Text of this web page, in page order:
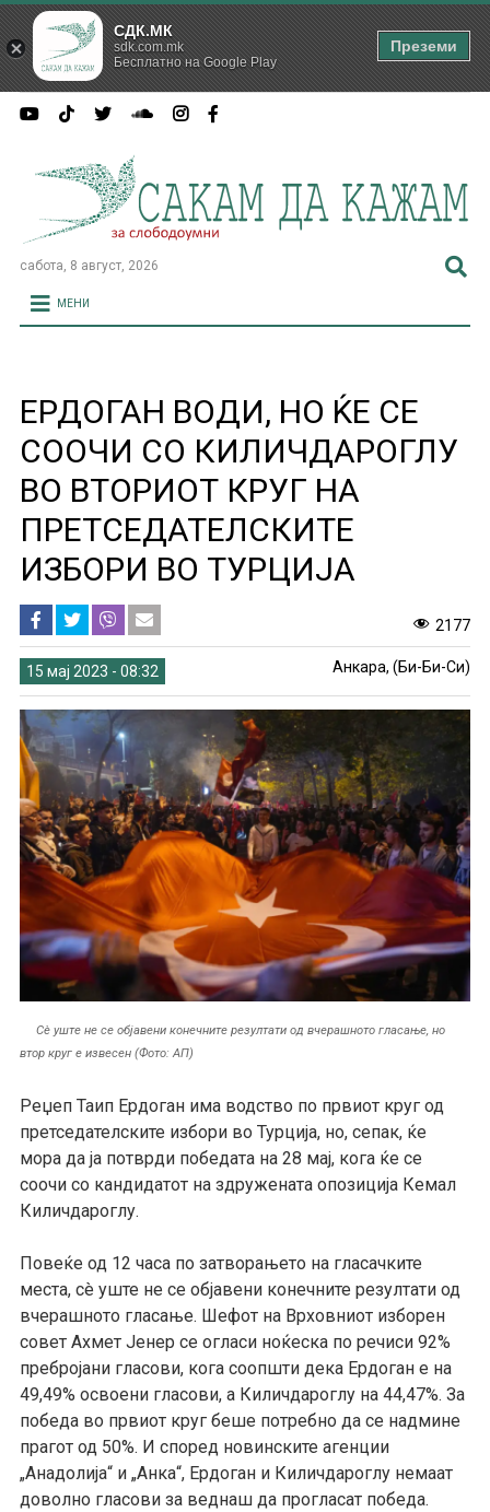
сабота, 8 август, 2026
МЕНИ
ЕРДОГАН ВОДИ, НО ЌЕ СЕ
СООЧИ СО КИЛИЧДАРОГЛУ
ВО ВТОРИОТ КРУГ НА
ПРЕТСЕДАТЕЛСКИТЕ
ИЗБОРИ ВО ТУРЦИЈА
2177
15 мај 2023 - 08:32 Анкара, (Би-Би-Си)
Сè уште не се објавени конечните резултати од вчерашното гласање, но
втор круг е извесен (Фото: АП)
Реџеп Таип Ердоган има водство по првиот круг од
претседателските избори во Турција, но, сепак, ќе
мора да ја потврди победата на 28 мај, кога ќе се
соочи со кандидатот на здружената опозиција Кемал
Киличдароглу.
Повеќе од 12 часа по затворањето на гласачките
места, сè уште не се објавени конечните резултати од
вчерашното гласање. Шефот на Врховниот изборен
совет Ахмет Јенер се огласи ноќеска по речиси 92%
пребројани гласови, кога соопшти дека Ердоган е на
49,49% освоени гласови, а Киличдароглу на 44,47%. За
победа во првиот круг беше потребно да се надмине
прагот од 50%. И според новинските агенции
„Анадолија“ и „Анка“, Ердоган и Киличдароглу немаат
доволно гласови за веднаш да прогласат победа.
СДК.МК
sdk.com.mk
Бесплатно на Google Play
Преземи